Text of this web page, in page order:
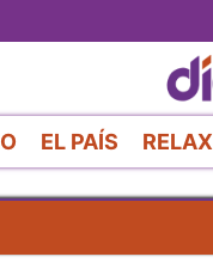
EL PAÍS RELAX